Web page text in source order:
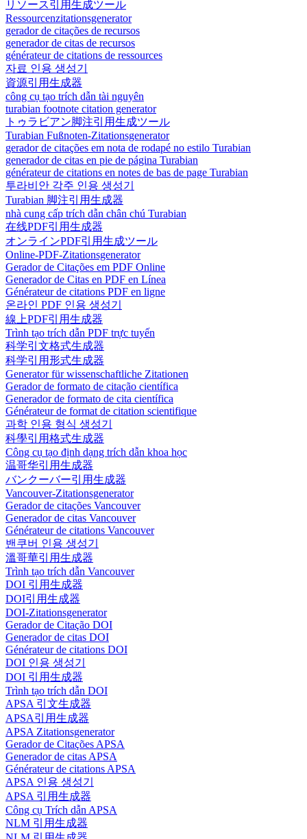
リソース引用生成ツール
Ressourcenzitationsgenerator
gerador de citações de recursos
generador de citas de recursos
générateur de citations de ressources
자료 인용 생성기
資源引用生成器
công cụ tạo trích dẫn tài nguyên
turabian footnote citation generator
トゥラビアン脚注引用生成ツール
Turabian Fußnoten-Zitationsgenerator
gerador de citações em nota de rodapé no estilo Turabian
generador de citas en pie de página Turabian
générateur de citations en notes de bas de page Turabian
투라비안 각주 인용 생성기
Turabian 脚注引用生成器
nhà cung cấp trích dẫn chân chú Turabian
在线PDF引用生成器
オンラインPDF引用生成ツール
Online-PDF-Zitationsgenerator
Gerador de Citações em PDF Online
Generador de Citas en PDF en Línea
Générateur de citations PDF en ligne
온라인 PDF 인용 생성기
線上PDF引用生成器
Trình tạo trích dẫn PDF trực tuyến
科学引文格式生成器
科学引用形式生成器
Generator für wissenschaftliche Zitationen
Gerador de formato de citação científica
Generador de formato de cita científica
Générateur de format de citation scientifique
과학 인용 형식 생성기
科學引用格式生成器
Công cụ tạo định dạng trích dẫn khoa học
温哥华引用生成器
バンクーバー引用生成器
Vancouver-Zitationsgenerator
Gerador de citações Vancouver
Generador de citas Vancouver
Générateur de citations Vancouver
밴쿠버 인용 생성기
溫哥華引用生成器
Trình tạo trích dẫn Vancouver
DOI 引用生成器
DOI引用生成器
DOI-Zitationsgenerator
Gerador de Citação DOI
Generador de citas DOI
Générateur de citations DOI
DOI 인용 생성기
DOI 引用生成器
Trình tạo trích dẫn DOI
APSA 引文生成器
APSA引用生成器
APSA Zitationsgenerator
Gerador de Citações APSA
Generador de citas APSA
Générateur de citations APSA
APSA 인용 생성기
APSA 引用生成器
Công cụ Trích dẫn APSA
NLM 引用生成器